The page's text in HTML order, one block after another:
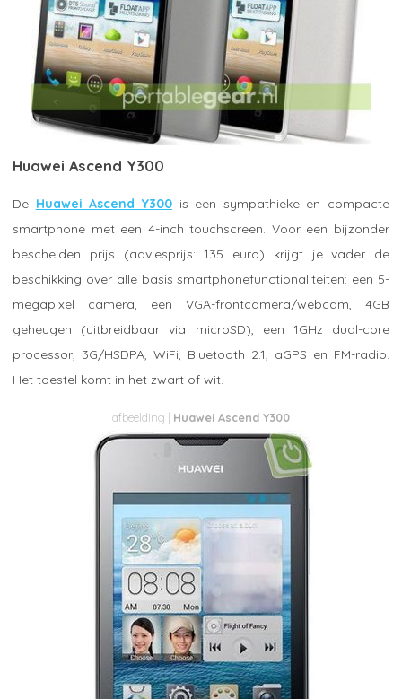
Huawei Ascend Y300
De Huawei Ascend Y300is een sympathieke en compacte
smartphone met een 4-inch touchscreen. Voor een bijzonder
bescheiden prijs (adviesprijs: 135 euro) krijgt je vader de
beschikking over alle basis smartphonefunctionaliteiten: een 5-
megapixel camera, een VGA-frontcamera/webcam, 4GB
geheugen (uitbreidbaar via microSD), een 1GHz dual-core
processor, 3G/HSDPA, WiFi, Bluetooth 2.1, aGPS en FM-radio.
Het toestel komt in het zwart of wit.
Huawei Ascend Y300